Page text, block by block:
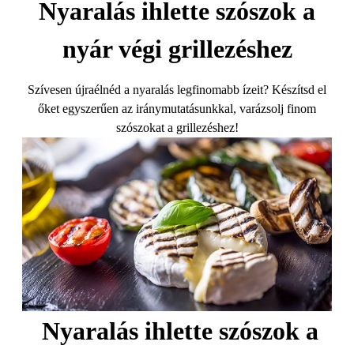
Nyaralás ihlette szószok a
nyár végi grillezéshez
Szívesen újraélnéd a nyaralás legfinomabb ízeit? Készítsd el
őket egyszerűen az iránymutatásunkkal, varázsolj finom
szószokat a grillezéshez!
Nyaralás ihlette szószok a